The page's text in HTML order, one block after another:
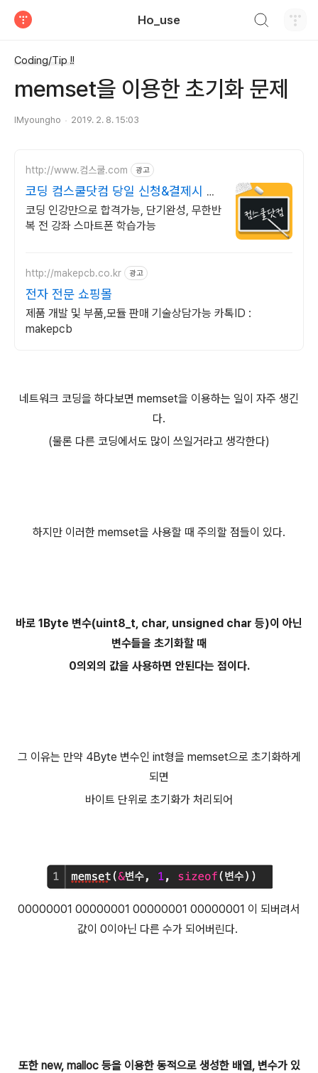
Ho_use
Coding/Tip !!
memset을 이용한 초기화 문제
IMyoungho 2019. 2. 8. 15:03
http://www.컴스쿨.com 광고
코딩 컴스쿨닷컴 당일 신청&결제시 기
프티콘!
코딩 인강만으로 합격가능, 단기완성, 무한반
복 전 강좌 스마트폰 학습가능
http://makepcb.co.kr 광고
전자 전문 쇼핑몰
제품 개발 및 부품,모듈 판매 기술상담가능 카톡ID :
makepcb
네트워크 코딩을 하다보면 memset을 이용하는 일이 자주 생긴
다.
(물론 다른 코딩에서도 많이 쓰일거라고 생각한다)
하지만 이러한 memset을 사용할 때 주의할 점들이 있다.
바로 1Byte 변수(uint8_t, char, unsigned char 등)이 아닌
변수들을 초기화할 때
0의외의 값을 사용하면 안된다는 점이다.
그 이유는 만약 4Byte 변수인 int형을 memset으로 초기화하게
되면
바이트 단위로 초기화가 처리되어
00000001 00000001 00000001 00000001 이 되버려서
값이 0이아닌 다른 수가 되어버린다.
또한 new, malloc 등을 이용한 동적으로 생성한 배열, 변수가 있